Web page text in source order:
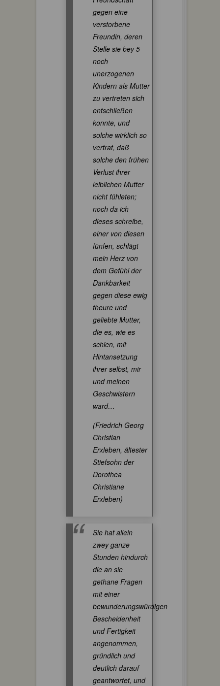
gegen eine
verstorbene
Freundin, deren
Stelle sie bey 5
noch
unerzogenen
Kindern als Mutter
zu vertreten sich
entschließen
konnte, und
solche wirklich so
vertrat, daß
solche den frühen
Verlust ihrer
leiblichen Mutter
nicht fühleten;
noch da ich
dieses schreibe,
einer von diesen
fünfen, schlägt
mein Herz von
dem Gefühl der
Dankbarkeit
gegen diese ewig
theure und
geliebte Mutter,
die es, wie es
schien, mit
Hintansetzung
ihrer selbst, mir
und meinen
Geschwistern
ward…
(Friedrich Georg
Christian
Erxleben, ältester
Stiefsohn der
Dorothea
Christiane
Erxleben)
Sie hat allein
zwey ganze
Stunden hindurch
die an sie
gethane Fragen
mit einer
bewunderungswürdigen
Bescheidenheit
und Fertigkeit
angenommen,
gründlich und
deutlich darauf
geantwortet, und